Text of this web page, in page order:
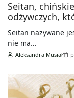
Seitan,
odżywczych,
Seitan nazywane
nie ma…
Aleksandra Musiał